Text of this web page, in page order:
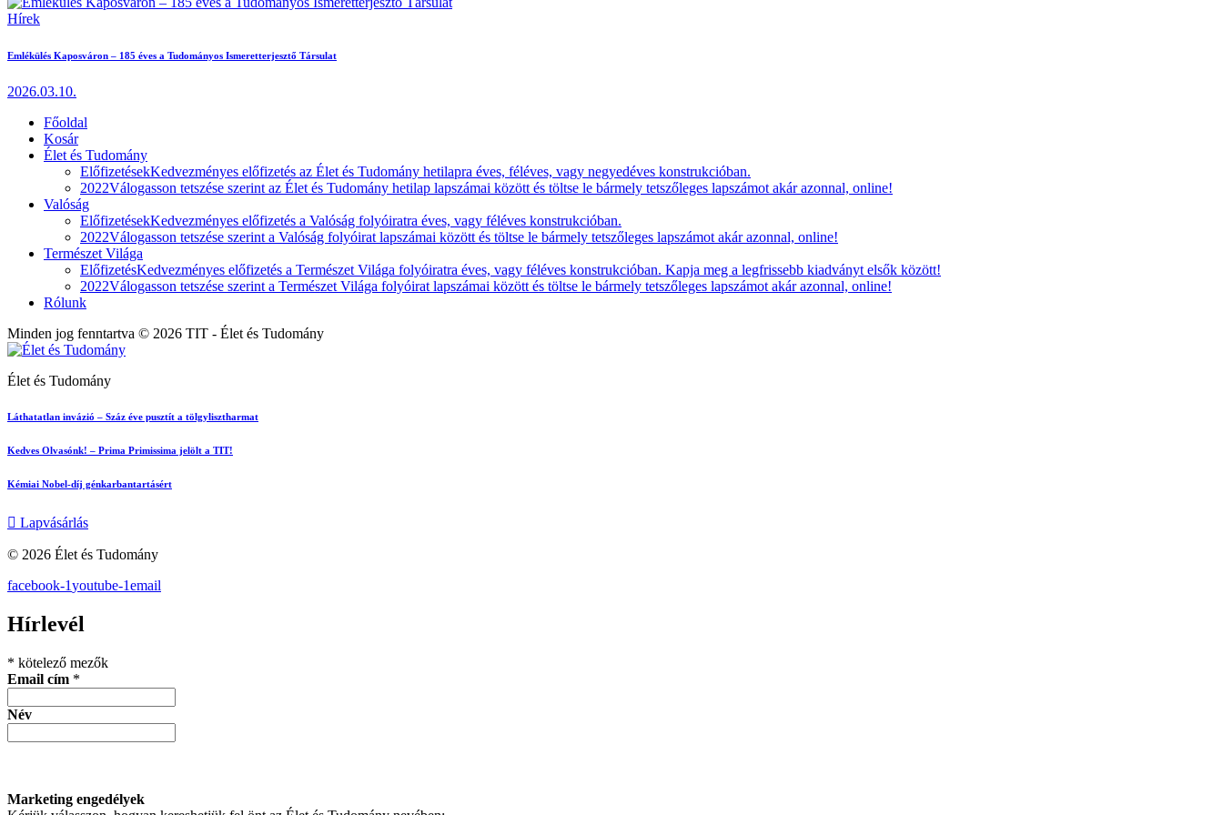
Hírek
Emlékülés Kaposváron – 185 éves a Tudományos Ismeretterjesztő Társulat
2026.03.10.
Főoldal
Kosár
Élet és Tudomány
ElőfizetésekKedvezményes előfizetés az Élet és Tudomány hetilapra éves, féléves, vagy negyedéves konstrukcióban.
2022Válogasson tetszése szerint az Élet és Tudomány hetilap lapszámai között és töltse le bármely tetszőleges lapszámot akár azonnal, online!
Valóság
ElőfizetésekKedvezményes előfizetés a Valóság folyóiratra éves, vagy féléves konstrukcióban.
2022Válogasson tetszése szerint a Valóság folyóirat lapszámai között és töltse le bármely tetszőleges lapszámot akár azonnal, online!
Természet Világa
ElőfizetésKedvezményes előfizetés a Természet Világa folyóiratra éves, vagy féléves konstrukcióban. Kapja meg a legfrissebb kiadványt elsők között!
2022Válogasson tetszése szerint a Természet Világa folyóirat lapszámai között és töltse le bármely tetszőleges lapszámot akár azonnal, online!
Rólunk
Minden jog fenntartva © 2026 TIT - Élet és Tudomány
Élet és Tudomány
Láthatatlan invázió – Száz éve pusztít a tölgylisztharmat
Kedves Olvasónk! – Prima Primissima jelölt a TIT!
Kémiai Nobel-díj génkarbantartásért
Lapvásárlás
© 2026 Élet és Tudomány
facebook-1youtube-1email
Hírlevél
* kötelező mezők
Email cím *
Név
Marketing engedélyek